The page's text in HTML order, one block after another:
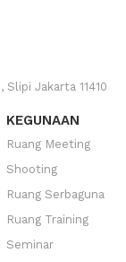
Jakarta 11410
KEGUNAAN
Ruang Meeting
Shooting
Ruang Serbaguna
Ruang Training
Seminar